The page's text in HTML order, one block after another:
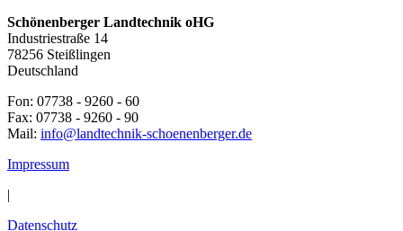
Schönenberger Landtechnik oHG
Industriestraße 14
78256 Steißlingen
Deutschland
Fon: 07738 - 9260 - 60
Fax: 07738 - 9260 - 90
Mail: info@landtechnik-schoenenberger.de
Impressum
|
Datenschutz